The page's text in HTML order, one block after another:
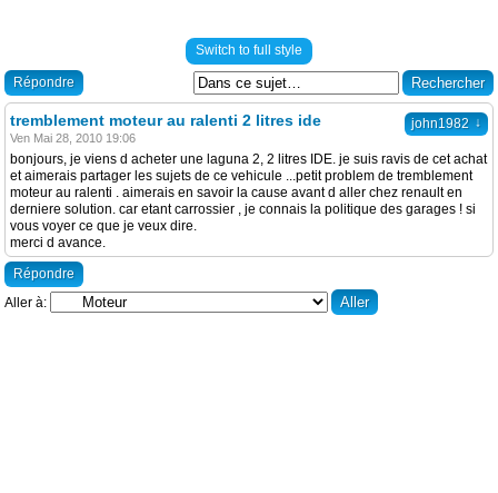
Switch to full style
Répondre
john1982 ↓
tremblement moteur au ralenti 2 litres ide
Ven Mai 28, 2010 19:06
bonjours, je viens d acheter une laguna 2, 2 litres IDE. je suis ravis de cet achat
et aimerais partager les sujets de ce vehicule ...petit problem de tremblement
moteur au ralenti . aimerais en savoir la cause avant d aller chez renault en
derniere solution. car etant carrossier , je connais la politique des garages ! si
vous voyer ce que je veux dire.
merci d avance.
Répondre
Aller à: